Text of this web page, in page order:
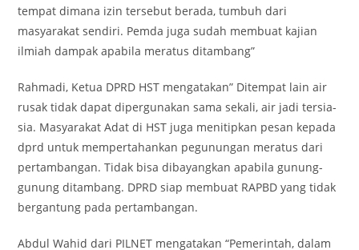
tempat dimana izin tersebut berada, tumbuh dari
masyarakat sendiri. Pemda juga sudah membuat kajian
ilmiah dampak apabila meratus ditambang”
Rahmadi, Ketua DPRD HST mengatakan” Ditempat lain air
rusak tidak dapat dipergunakan sama sekali, air jadi tersia-
sia. Masyarakat Adat di HST juga menitipkan pesan kepada
dprd untuk mempertahankan pegunungan meratus dari
pertambangan. Tidak bisa dibayangkan apabila gunung-
gunung ditambang. DPRD siap membuat RAPBD yang tidak
bergantung pada pertambangan.
Abdul Wahid dari PILNET mengatakan “Pemerintah, dalam